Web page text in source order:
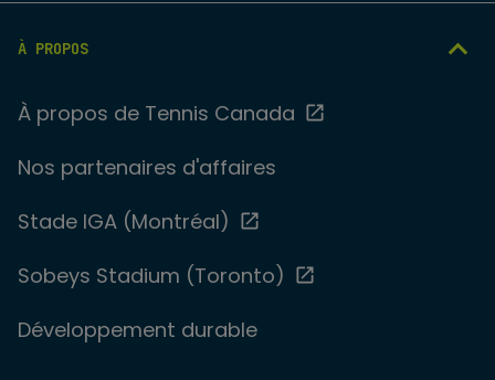
À PROPOS
À propos de Tennis Canada
Nos partenaires d'affaires
Stade IGA (Montréal)
Sobeys Stadium (Toronto)
Développement durable